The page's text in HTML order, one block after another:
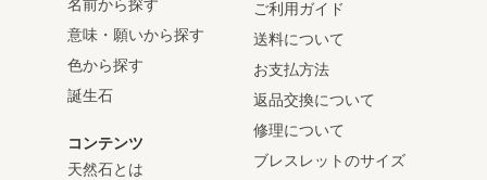
名前から探す
意味・願いから探す
色から探す
誕生石
コンテンツ
天然石とは
ご利用ガイド
送料について
お支払方法
返品交換について
修理について
ブレスレットのサイズ